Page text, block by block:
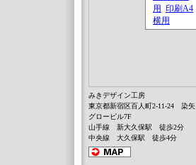
みきデザイン工房
東京都新宿区百人町2-11-24 染矢
グロービル7F
山手線 新大久保駅 徒歩2分
中央線 大久保駅 徒歩4分